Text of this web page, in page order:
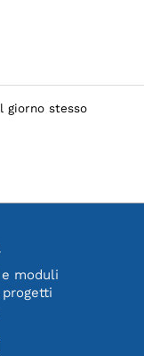
giorno stesso
moduli